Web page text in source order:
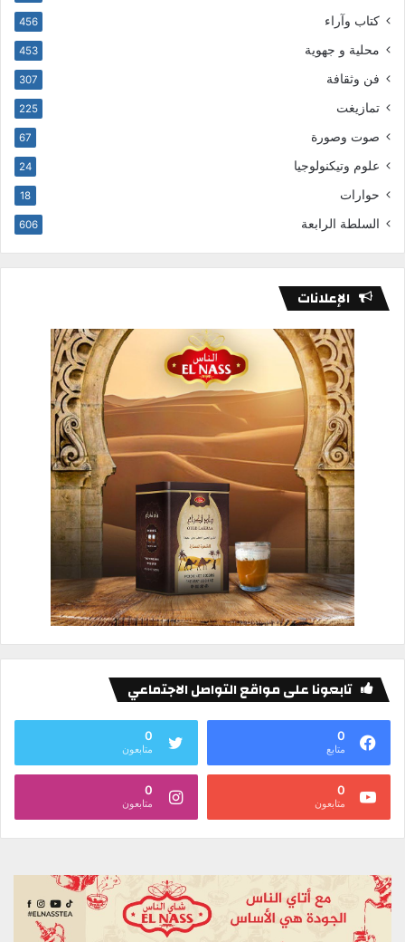
كتاب وآراء 456
محلية و جهوية 453
فن وثقافة 307
تمازيغت 225
صوت وصورة 67
علوم وتيكنولوجيا 24
حوارات 18
السلطة الرابعة 606
الإعلانات
تابعونا على مواقع التواصل الاجتماعي
0
متابع
0
متابعون
0
متابعون
0
متابعون